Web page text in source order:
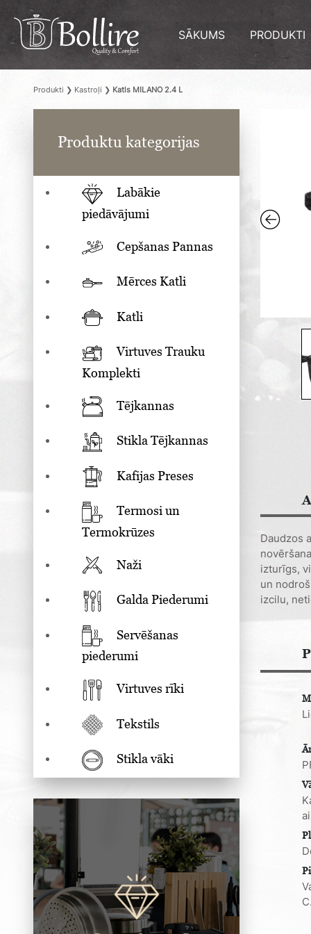
SĀKUMS PRODUKTI
Produkti ❯ Kastroļi ❯ Katls MILANO 2.4 L
Produktu kategorijas
Labākie
piedāvājumi
Cepšanas Pannas
Mērces Katli
Katli
Virtuves Trauku
Komplekti
Tējkannas
Stikla Tējkannas
Kafijas Preses
Termosi un
Termokrūzes
Naži
Galda Piederumi
Servēšanas
piederumi
Virtuves rīki
Tekstils
Stikla vāki
Daudzos
izturīgs,
un
izcilu,